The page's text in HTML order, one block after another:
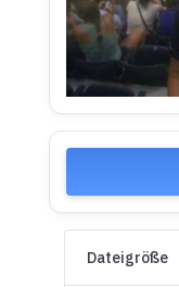
Dateigröße